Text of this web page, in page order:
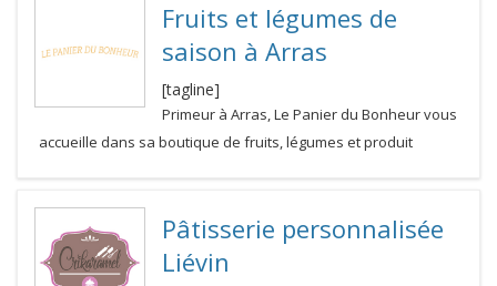
Fruits et légumes de
saison à Arras
[tagline]
Primeur à Arras, Le Panier du Bonheur vous
accueille dans sa boutique de fruits, légumes et produit
Pâtisserie personnalisée
Liévin